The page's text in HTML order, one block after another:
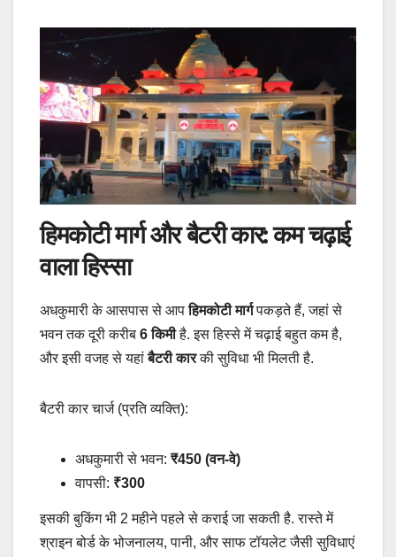
हिमकोटी मार्ग और बैटरी कार: कम चढ़ाई
वाला हिस्सा
अधकुमारी के आसपास से आपहिमकोटी मार्गपकड़ते हैं, जहां से
भवन तक दूरी करीब 6 किमीहै. इस हिस्से में चढ़ाई बहुत कम है,
और इसी वजह से यहांबैटरी कारकी सुविधा भी मिलती है.
बैटरी कार चार्ज (प्रति व्यक्ति):
अधकुमारी से भवन: ₹450 (वन-वे)
वापसी: ₹300
इसकी बुकिंग भी 2 महीने पहले से कराई जा सकती है. रास्ते में
श्राइन बोर्ड के भोजनालय, पानी, और साफ टॉयलेट जैसी सुविधाएं